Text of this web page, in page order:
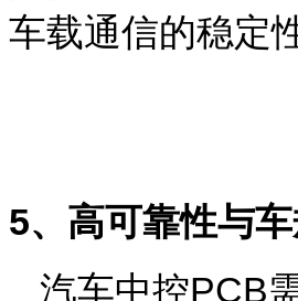
车载通信的稳定
5、高可靠性与
汽车中控PCB